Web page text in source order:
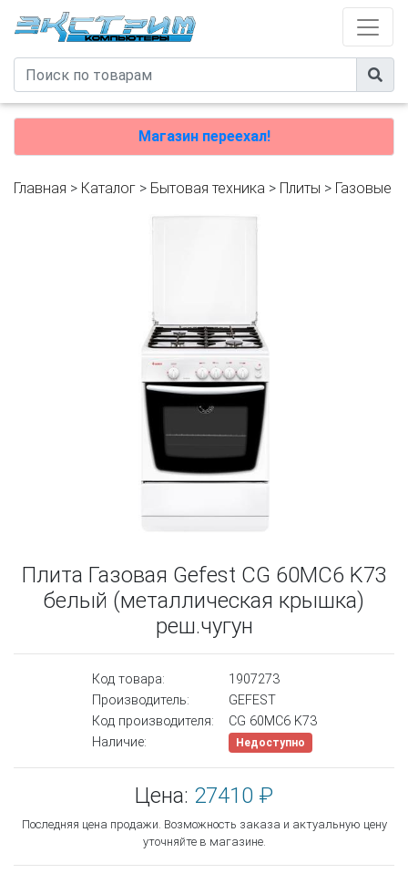
Магазин переехал!
Главная > Каталог > Бытовая техника > Плиты > Газовые
Плита Газовая Gefest CG 60MC6 K73
белый (металлическая крышка)
реш.чугун
Код товара:
1907273
Производитель:
GEFEST
Код производителя:
CG 60MC6 K73
Наличие:
Недоступно
Цена: 27410 ₽
Последняя цена продажи. Возможность заказа и актуальную цену
уточняйте в магазине.